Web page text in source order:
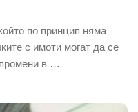
по принцип няма
с имоти могат да се
в …